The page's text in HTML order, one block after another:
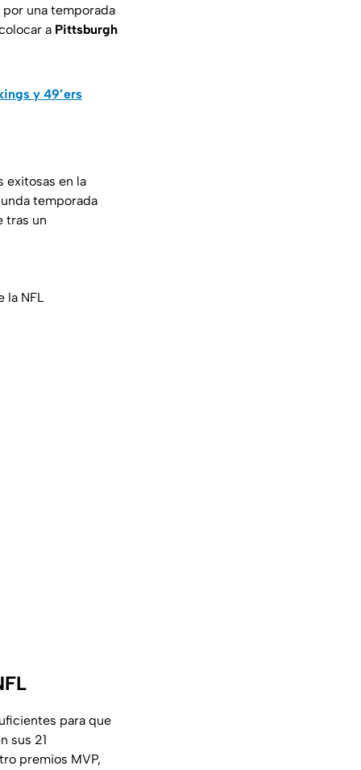
una temporada
a Pittsburgh
y 49’ers
exitosas en la
temporada
tras un
la NFL
para que
sus 21
premios MVP,